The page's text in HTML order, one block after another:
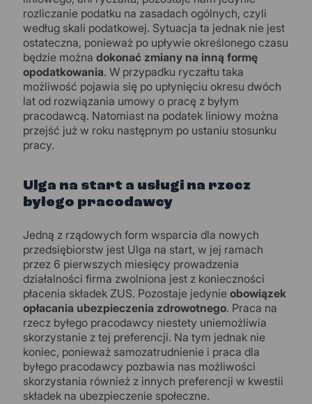
rozliczanie podatku na zasadach ogólnych, czyli
według skali podatkowej. Sytuacja ta jednak nie jest
ostateczna, ponieważ po upływie określonego czasu
będzie możnadokonać zmiany na inną formę
opodatkowania. W przypadku ryczałtu taka
możliwość pojawia się po upłynięciu okresu dwóch
lat od rozwiązania umowy o pracę z byłym
pracodawcą. Natomiast na podatek liniowy można
przejść już w roku następnym po ustaniu stosunku
pracy.
Ulga na start a usługi na rzecz
byłego pracodawcy
Jedną z rządowych form wsparcia dla nowych
przedsiębiorstw jest Ulga na start, w jej ramach
przez 6 pierwszych miesięcy prowadzenia
działalności firma zwolniona jest z konieczności
płacenia składek ZUS. Pozostaje jedynieobowiązek
opłacania ubezpieczenia zdrowotnego. Praca na
rzecz byłego pracodawcy niestety uniemożliwia
skorzystanie z tej preferencji. Na tym jednak nie
koniec, ponieważ samozatrudnienie i praca dla
byłego pracodawcy pozbawia nas możliwości
skorzystania również z innych preferencji w kwestii
składek na ubezpieczenie społeczne.